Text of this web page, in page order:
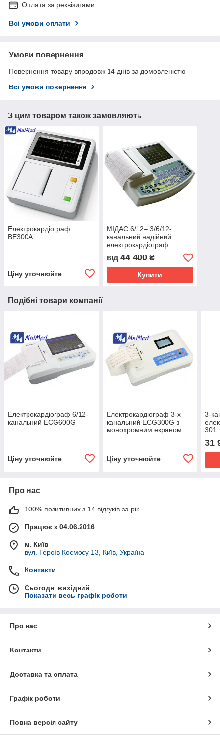
Оплата за реквізитами
Всі умови оплати
Умови повернення
Повернення товару впродовж 14 днів за домовленістю
Всі умови повернення
З цим товаром також замовляють
Електрокардіограф
BE300A
Ціну уточнюйте
МІДАС 6/12– 3/6/12-
канальний надійний
електрокардіограф
від 44 400₴
Купити
Подібні товари компанії
Електрокардіограф 6/12-
канальний ECG600G
Ціну уточнюйте
Електрокардіограф 3-х
канальний ECG300G з
монохромним екраном
Ціну уточнюйте
3-
301
31
Про нас
100% позитивних з 14 відгуків за рік
Працює з 04.06.2016
м. Київ
вул. Героїв Космосу 13, Київ, Україна
Контакти
Сьогодні вихідний
Показати весь графік роботи
Про нас
Контакти
Доставка та оплата
Графік роботи
Повна версія сайту